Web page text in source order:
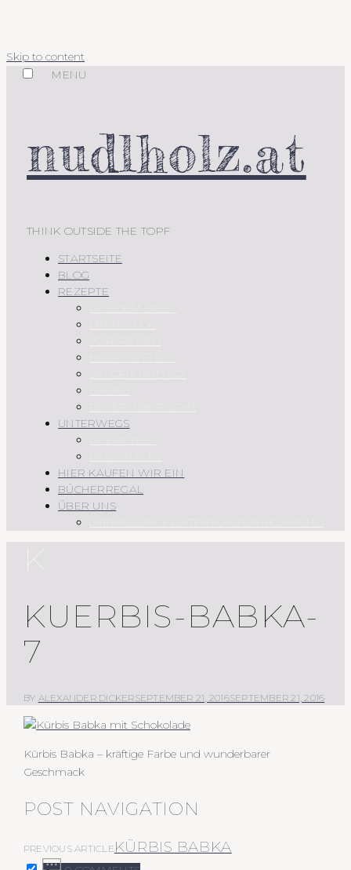
Skip to content
MENU
nudlholz.at
THINK OUTSIDE THE TOPF
STARTSEITE
BLOG
REZEPTE
UNTERWEGS
HIER KAUFEN WIR EIN
BÜCHERREGAL
ÜBER UNS
KUERBIS-BABKA-
7
BY ALEXANDER DICKERSEPTEMBER 21, 2016SEPTEMBER 21, 2016
Kürbis Babka – kräftige Farbe und wunderbarer
Geschmack
POST NAVIGATION
PREVIOUS ARTICLE KÜRBIS BABKA